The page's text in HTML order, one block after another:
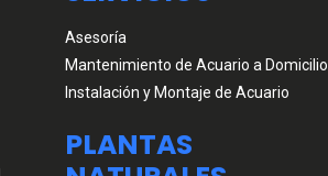
Asesoría
Mantenimiento de Acuario a Domicilio
Instalación y Montaje de Acuario
PLANTAS